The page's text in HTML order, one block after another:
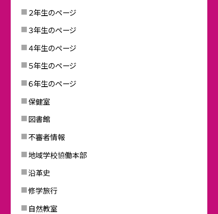
２年生のページ
３年生のページ
４年生のページ
５年生のページ
６年生のページ
保健室
図書館
不審者情報
地域学校協働本部
沿革史
修学旅行
自然教室